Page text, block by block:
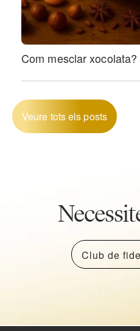
Com mesclar xocolata?
Veure tots els posts
Club de